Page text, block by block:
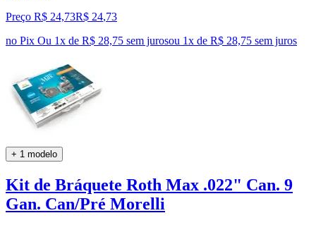
Preço R$ 24,73R$ 24,73
no Pix Ou 1x de R$ 28,75 sem jurosou 1x de R$ 28,75 sem juros
+ 1 modelo
Kit de Bráquete Roth Max .022" Can. 9
Gan. Can/Pré Morelli